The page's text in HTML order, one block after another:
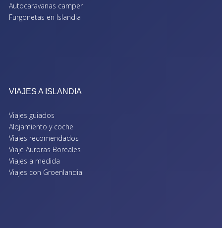
Autocaravanas camper
Furgonetas en Islandia
VIAJES A ISLANDIA
Viajes guiados
Alojamiento y coche
Viajes recomendados
Viaje Auroras Boreales
Viajes a medida
Viajes con Groenlandia